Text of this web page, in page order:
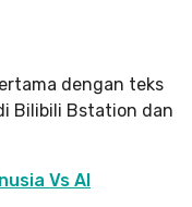
dengan teks
Bilibili Bstation dan
Vs AI